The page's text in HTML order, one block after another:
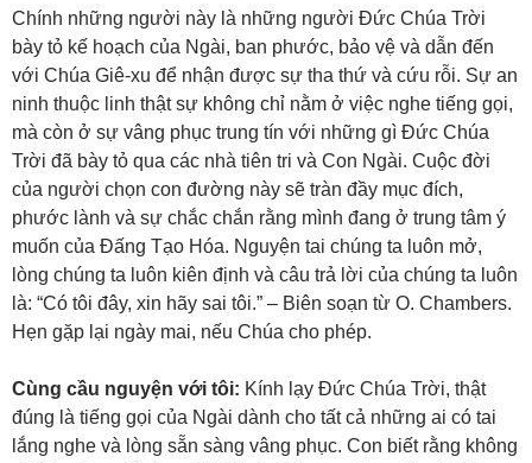
Chính những người này là những người Đức Chúa Trời
bày tỏ kế hoạch của Ngài, ban phước, bảo vệ và dẫn đến
với Chúa Giê-xu để nhận được sự tha thứ và cứu rỗi. Sự an
ninh thuộc linh thật sự không chỉ nằm ở việc nghe tiếng gọi,
mà còn ở sự vâng phục trung tín với những gì Đức Chúa
Trời đã bày tỏ qua các nhà tiên tri và Con Ngài. Cuộc đời
của người chọn con đường này sẽ tràn đầy mục đích,
phước lành và sự chắc chắn rằng mình đang ở trung tâm ý
muốn của Đấng Tạo Hóa. Nguyện tai chúng ta luôn mở,
lòng chúng ta luôn kiên định và câu trả lời của chúng ta luôn
là: “Có tôi đây, xin hãy sai tôi.” – Biên soạn từ O. Chambers.
Hẹn gặp lại ngày mai, nếu Chúa cho phép.
Cùng cầu nguyện với tôi: Kính lạy Đức Chúa Trời, thật
đúng là tiếng gọi của Ngài dành cho tất cả những ai có tai
lắng nghe và lòng sẵn sàng vâng phục. Con biết rằng không